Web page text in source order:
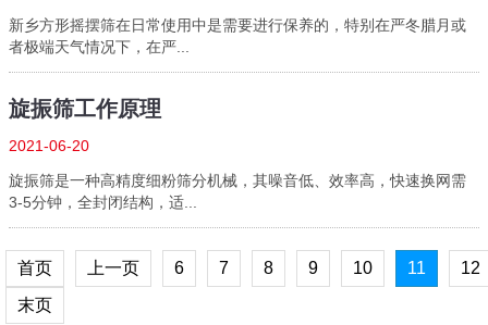
新乡方形摇摆筛在日常使用中是需要进行保养的，特别在严冬腊月或
者极端天气情况下，在严...
旋振筛工作原理
2021-06-20
旋振筛是一种高精度细粉筛分机械，其噪音低、效率高，快速换网需
3-5分钟，全封闭结构，适...
首页 上一页 6 7 8 9 10 11
12
末页